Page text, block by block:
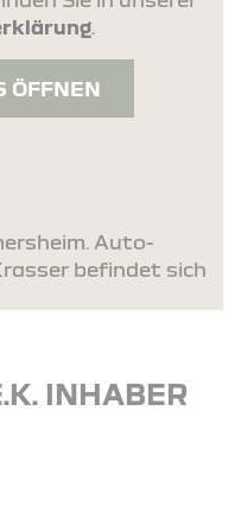
.
ÖFFNEN
Auto-
befindet sich
INHABER